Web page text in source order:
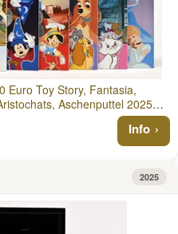
Euro Toy Story, Fantasia,
Aschenputtel 2025
Info
2025